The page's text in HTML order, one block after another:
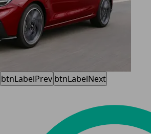
btnLabelPrev btnLabelNext